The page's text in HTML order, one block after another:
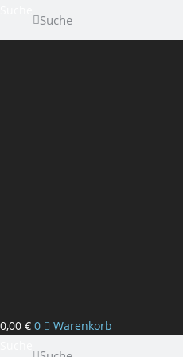
Suche
0,00 € 0
Warenkorb